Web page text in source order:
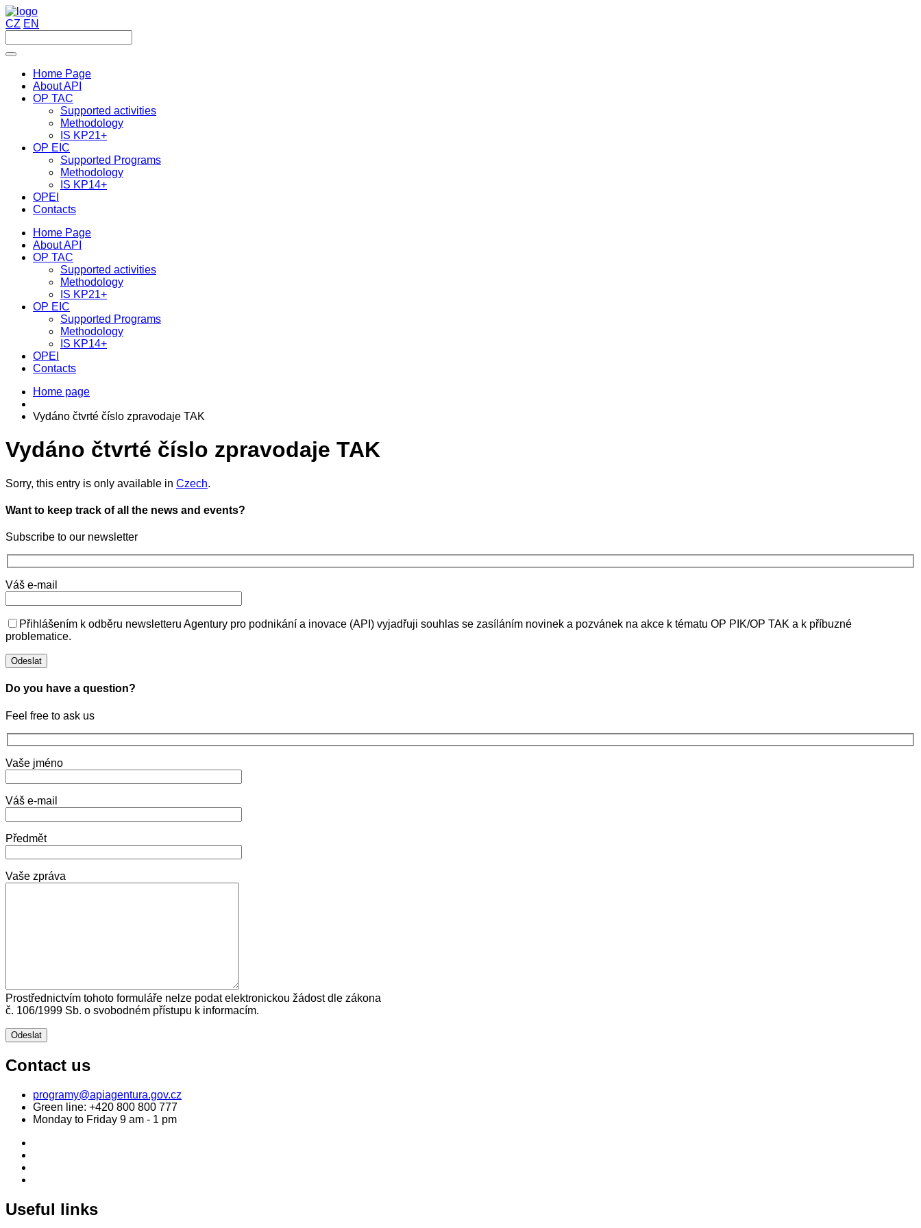
CZ EN
Home Page
About API
OP TAC
Supported activities
Methodology
IS KP21+
OP EIC
Supported Programs
Methodology
IS KP14+
OPEI
Contacts
Home Page
About API
OP TAC
Supported activities
Methodology
IS KP21+
OP EIC
Supported Programs
Methodology
IS KP14+
OPEI
Contacts
Home page
Vydáno čtvrté číslo zpravodaje TAK
Vydáno čtvrté číslo zpravodaje TAK
Sorry, this entry is only available in Czech.
Want to keep track of all the news and events?
Subscribe to our newsletter
Váš e-mail
Přihlášením k odběru newsletteru Agentury pro podnikání a inovace (API) vyjadřuji souhlas se zasíláním novinek a pozvánek na akce k tématu OP PIK/OP TAK a k příbuzné
problematice.
Do you have a question?
Feel free to ask us
Vaše jméno
Váš e-mail
Předmět
Vaše zpráva
Prostřednictvím tohoto formuláře nelze podat elektronickou žádost dle zákona
č. 106/1999 Sb. o svobodném přístupu k informacím.
Contact us
programy@apiagentura.gov.cz
Green line: +420 800 800 777
Monday to Friday 9 am - 1 pm
Useful links